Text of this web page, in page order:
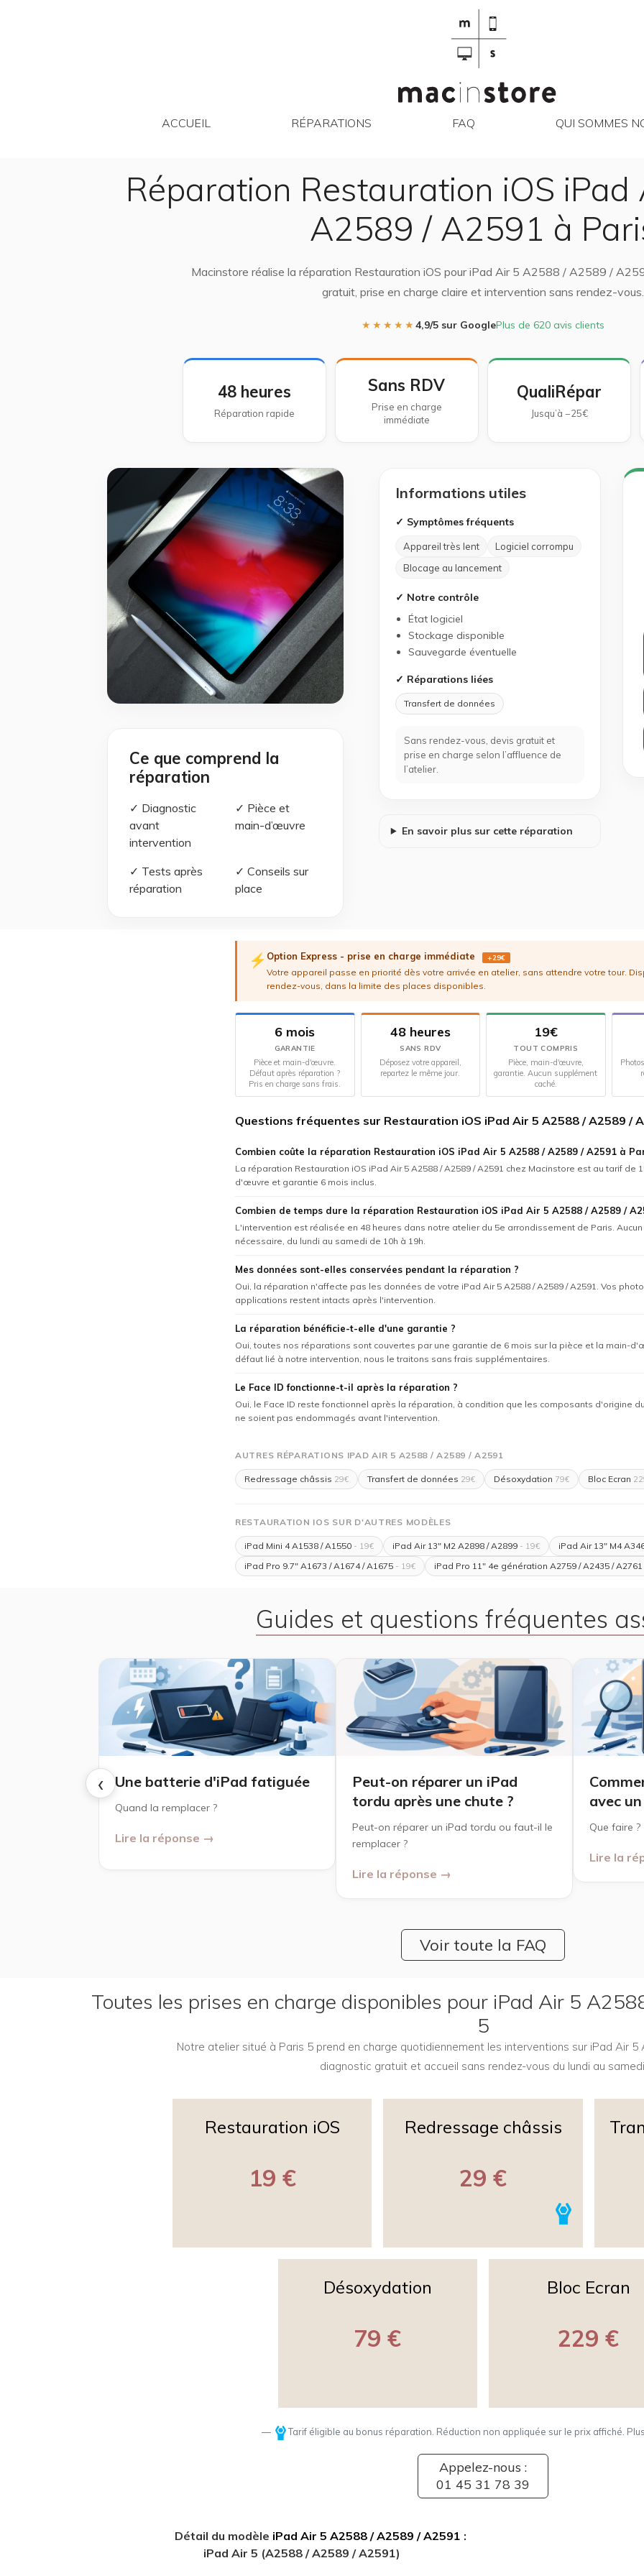
ACCUEIL RÉPARATIONS FAQ QUI SOMMES
Réparation Restauration iOS
A2589 / A2591 à
Macinstore réalise la réparation Restauration iOS pour iPad Air 5 A2588 / A2589 /
gratuit, prise en charge claire et intervention sans rendez-vous.
★★★★★ 4,9/5 sur GooglePlus de 620 avis clients
48 heures
Réparation rapide
Sans RDV
Prise en charge
immédiate
QualiRépar
Jusqu’à −25€
Ce que comprend la
réparation
✓ Diagnostic
avant
intervention
✓ Pièce et
main-d’œuvre
✓ Tests après
réparation
✓ Conseils sur
place
Informations utiles
✓ Symptômes fréquents
Appareil très lent
Logiciel corrompu
Blocage au lancement
✓ Notre contrôle
État logiciel
Stockage disponible
Sauvegarde éventuelle
✓ Réparations liées
Transfert de données
Sans rendez-vous, devis gratuit et
prise en charge selon l’affluence de
l’atelier.
En savoir plus sur cette réparation
⚡ Option Express - prise en charge immédiate +29€
Votre appareil passe en priorité dès votre arrivée en atelier, sans attendre votre tour.
rendez-vous, dans la limite des places disponibles.
6 mois
GARANTIE
Pièce et main-d'œuvre.
Défaut après réparation ?
Pris en charge sans frais.
48 heures
SANS RDV
Déposez votre appareil,
repartez le même jour.
19€
TOUT COMPRIS
Pièce, main-d'œuvre,
garantie. Aucun supplément
caché.
Questions fréquentes sur Restauration iOS iPad Air 5 A2588 / A2589 /
Combien coûte la réparation Restauration iOS iPad Air 5 A2588 / A2589 / A2591 à
La réparation Restauration iOS iPad Air 5 A2588 / A2589 / A2591 chez Macinstore est au tarif de
d'œuvre et garantie 6 mois inclus.
Combien de temps dure la réparation Restauration iOS iPad Air 5 A2588 / A2589 /
L'intervention est réalisée en 48 heures dans notre atelier du 5e arrondissement de Paris.
nécessaire, du lundi au samedi de 10h à 19h.
Mes données sont-elles conservées pendant la réparation ?
Oui, la réparation n'affecte pas les données de votre iPad Air 5 A2588 / A2589 / A2591. Vos
applications restent intacts après l'intervention.
La réparation bénéficie-t-elle d'une garantie ?
Oui, toutes nos réparations sont couvertes par une garantie de 6 mois sur la pièce et la main-
défaut lié à notre intervention, nous le traitons sans frais supplémentaires.
Le Face ID fonctionne-t-il après la réparation ?
Oui, le Face ID reste fonctionnel après la réparation, à condition que les composants d'origine
ne soient pas endommagés avant l'intervention.
AUTRES RÉPARATIONS IPAD AIR 5 A2588 / A2589 / A2591
Redressage châssis 29€ Transfert de données 29€ Désoxydation 79€ Bloc Ecran
RESTAURATION IOS SUR D'AUTRES MODÈLES
iPad Mini 4 A1538 / A1550 - 19€ iPad Air 13" M2 A2898 / A2899 - 19€ iPad Air 13" M4
iPad Pro 9.7" A1673 / A1674 / A1675 - 19€ iPad Pro 11" 4e génération A2759 / A2435 / A2761
Guides et questions fréquentes
‹ Une batterie d'iPad fatiguée
Quand la remplacer ?
Lire la réponse →
Peut-on réparer un iPad
tordu après une chute ?
Peut-on réparer un iPad tordu ou faut-il le
remplacer ?
Lire la réponse →
avec
Que faire ?
Lire la
Voir toute la FAQ
Toutes les prises en charge disponibles pour iPad Air 5
5
Notre atelier situé à Paris 5 prend en charge quotidiennement les interventions sur iPad Air
diagnostic gratuit et accueil sans rendez-vous du lundi au
Restauration iOS
19 €
Redressage châssis
29 €
Désoxydation
79 €
Bloc Ecran
229 €
Tarif éligible au bonus réparation. Réduction non appliquée sur le prix affiché.
Appelez-nous :
01 45 31 78 39
Détail du modèle iPad Air 5 A2588 / A2589 / A2591 :
iPad Air 5 (A2588 / A2589 / A2591)